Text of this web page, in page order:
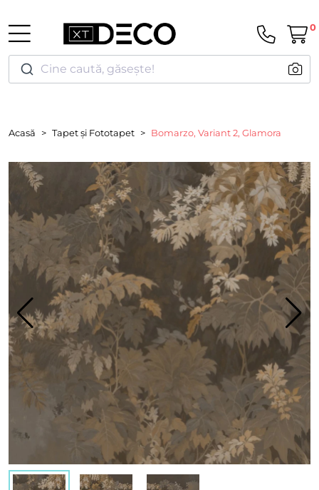
Cine caută, găsește!
0
Acasă Tapet și Fototapet Bomarzo, Variant 2, Glamora